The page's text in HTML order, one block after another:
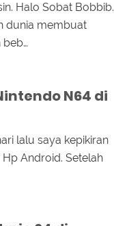
Halo Sobat Bobbib.
dunia membuat
beb…
N64 di
lalu saya kepikiran
Android. Setelah